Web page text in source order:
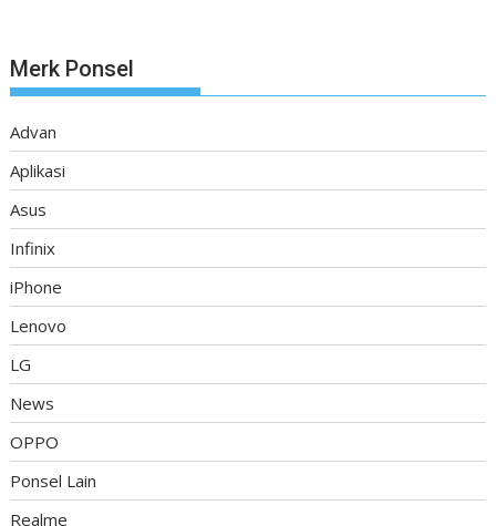
Merk Ponsel
Advan
Aplikasi
Asus
Infinix
iPhone
Lenovo
LG
News
OPPO
Ponsel Lain
Realme